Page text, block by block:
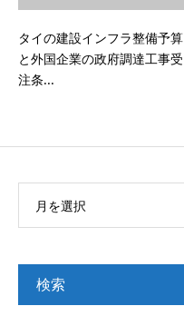
タイの建設インフラ整備予算
と外国企業の政府調達工事受
注条...
月を選択
検索